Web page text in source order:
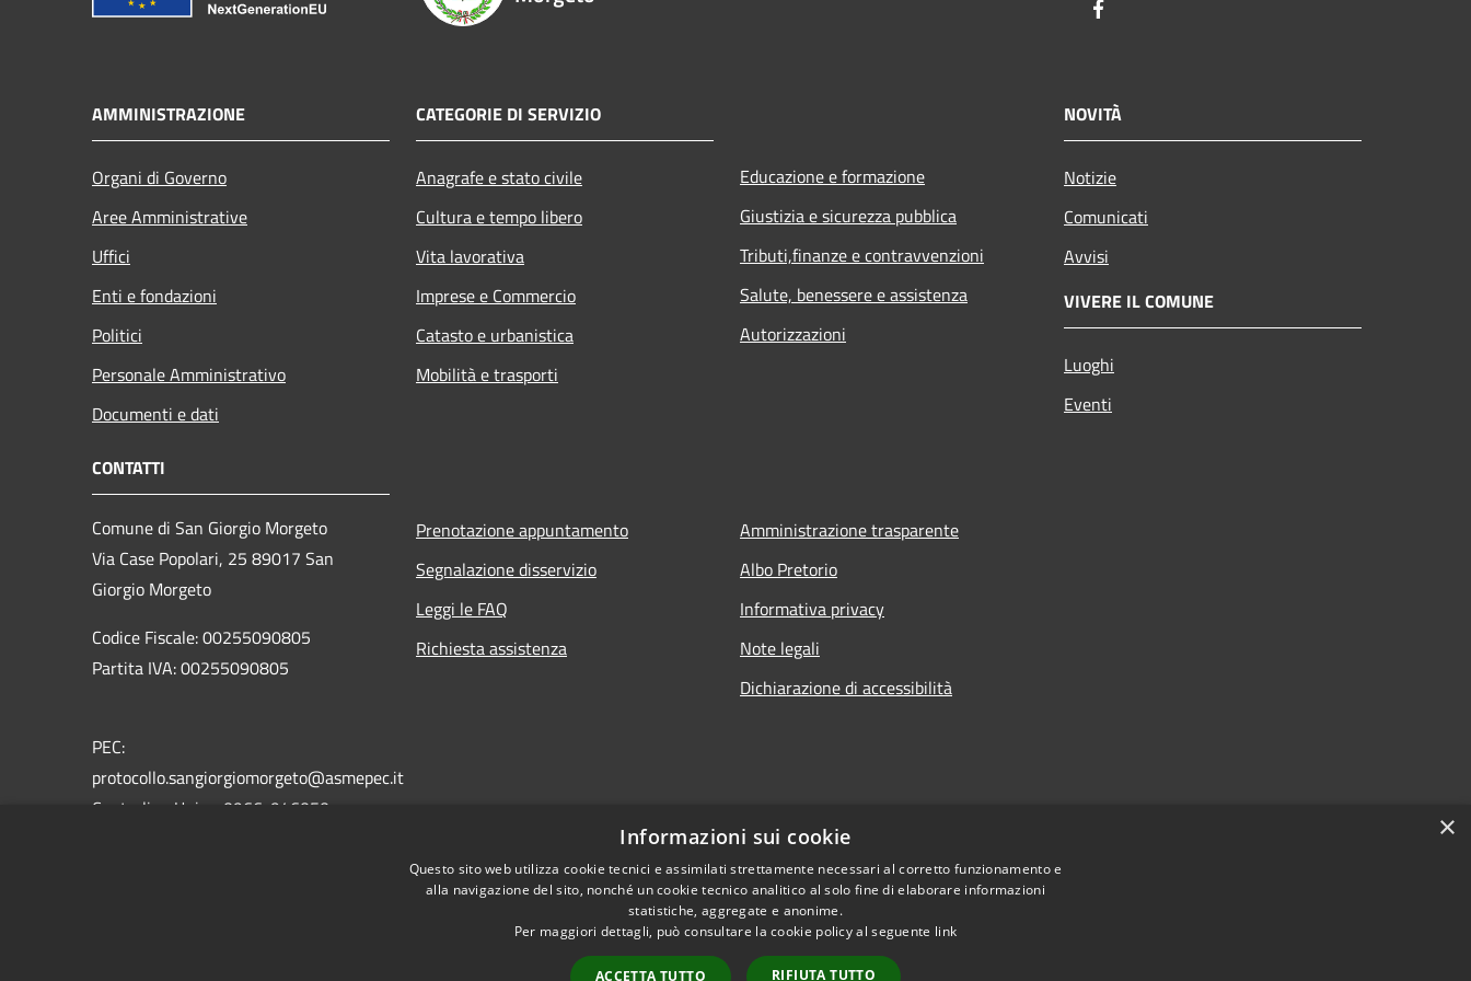
AMMINISTRAZIONE
Organi di Governo
Aree Amministrative
Uffici
Enti e fondazioni
Politici
Personale Amministrativo
Documenti e dati
CATEGORIE DI SERVIZIO
Anagrafe e stato civile
Cultura e tempo libero
Vita lavorativa
Imprese e Commercio
Catasto e urbanistica
Mobilità e trasporti
Educazione e formazione
Giustizia e sicurezza pubblica
Tributi,finanze e contravvenzioni
Salute, benessere e assistenza
Autorizzazioni
NOVITÀ
Notizie
Comunicati
Avvisi
VIVERE IL COMUNE
Luoghi
Eventi
CONTATTI
Comune di San Giorgio Morgeto
Via Case Popolari, 25 89017 San
Giorgio Morgeto
Codice Fiscale: 00255090805
Partita IVA: 00255090805
PEC:
protocollo.sangiorgiomorgeto@asmepec.it
Centralino Unico: 0966-946050
Prenotazione appuntamento
Segnalazione disservizio
Leggi le FAQ
Richiesta assistenza
Amministrazione trasparente
Albo Pretorio
Informativa privacy
Note legali
Dichiarazione di accessibilità
×
Informazioni sui cookie
Questo sito web utilizza cookie tecnici e assimilati strettamente necessari al corretto funzionamento e
alla navigazione del sito, nonché un cookie tecnico analitico al solo fine di elaborare informazioni
statistiche, aggregate e anonime.
Per maggiori dettagli, può consultare la cookie policy al seguente link
ACCETTA TUTTO RIFIUTA TUTTO